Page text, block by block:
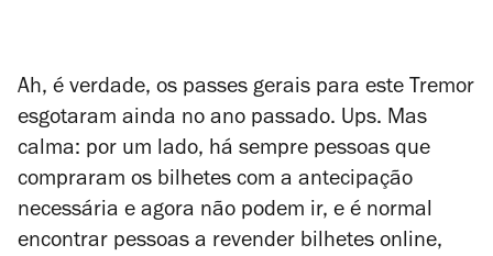
Ah, é verdade, os passes gerais para este Tremor
esgotaram ainda no ano passado. Ups. Mas
calma: por um lado, há sempre pessoas que
compraram os bilhetes com a antecipação
necessária e agora não podem ir, e é normal
encontrar pessoas a revender bilhetes online,